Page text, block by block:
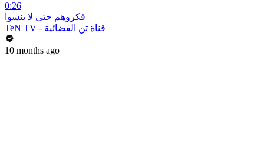
0:26
فكروهم حتى لا ينسوا
TeN TV - قناة تن الفضائية
10 months ago